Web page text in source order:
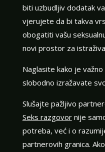
biti uzbudljiv dodatak
vjerujete da bi takva
obogatiti vašu
novi prostor za
Naglasite kako je
slobodno izražavate
Slušajte pažljivo
Seks razgovornije
potreba, već i o
partnerovih granica.